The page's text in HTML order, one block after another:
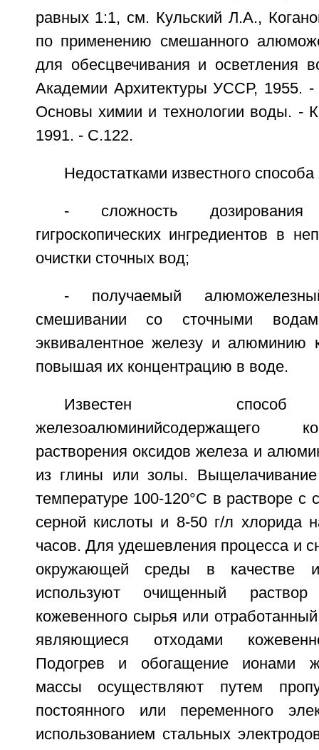
равных 1:1, см. Кульский Л.А.,
по применению смешанного
для обесцвечивания и осветления
Академии Архитектуры УССР, 1955.
Основы химии и технологии воды. -
1991. - С.122.
Недостатками известного
- сложность дозирования
гигроскопических ингредиентов в
очистки сточных вод;
- получаемый
смешивании со сточными
эквивалентное железу и алюминию
повышая их концентрацию в воде.
Известен способ
железоалюминийсодержащего
растворения оксидов железа и
из глины или золы.
температуре 100-120°C в растворе с
серной кислоты и 8-50 г/л хлорида
часов. Для удешевления процесса и
окружающей среды в качестве
используют очищенный
кожевенного сырья или
являющиеся отходами
Подогрев и обогащение ионами
массы осуществляют путем
постоянного или переменного
использованием стальных